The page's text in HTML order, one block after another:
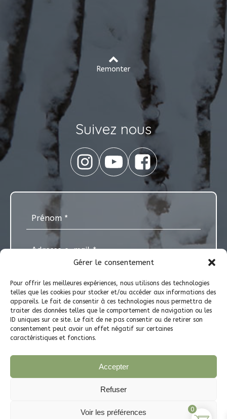
Gérer le consentement
Pour offrir les meilleures expériences, nous utilisons des technologies
telles que les cookies pour stocker et/ou accéder aux informations des
appareils. Le fait de consentir à ces technologies nous permettra de
traiter des données telles que le comportement de navigation ou les
ID uniques sur ce site. Le fait de ne pas consentir ou de retirer son
consentement peut avoir un effet négatif sur certaines
caractéristiques et fonctions.
Accepter
Refuser
Voir les préférences
Remonter
Suivez nous
Inscrivez-vous à notre Newsletter pour
recevoir conseils, découvertes du métier de
pépiniériste, et toutes nos annonces
réservés - Co-créé avecWooProtect
0